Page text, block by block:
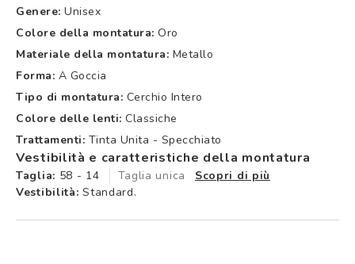
Genere: Unisex
Colore della montatura: Oro
Materiale della montatura: Metallo
Forma: A Goccia
Tipo di montatura: Cerchio Intero
Colore delle lenti: Classiche
Trattamenti: Tinta Unita - Specchiato
Vestibilità e caratteristiche della montatura
Taglia: 58 - 14 Taglia unica
Scopri di più
Vestibilità: Standard.